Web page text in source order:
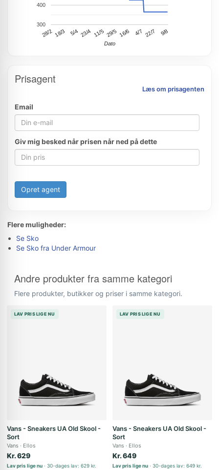
28/2 18/3 5/4 23/4 11/5 29/5 16/6 4/7 22/7 9/8
300
400
Dato
Prisagent
Læs om prisagenten
Email
Giv mig besked når prisen når ned på dette
Opret agent
Flere muligheder:
Se Sko
Se Sko fra Under Armour
Andre produkter fra samme kategori
Flere produkter, butikker og priser i samme kategori.
LAV PRIS LIGE NU
Vans - Sneakers UA Old Skool -
Sort
Vans Ellos
Kr. 629
Lav pris lige nu 30-dages lav: 629 kr.
LAV PRIS LIGE NU
Vans - Sneakers UA Old Skool -
Sort
Vans Ellos
Kr. 649
Lav pris lige nu 30-dages lav: 649 kr.